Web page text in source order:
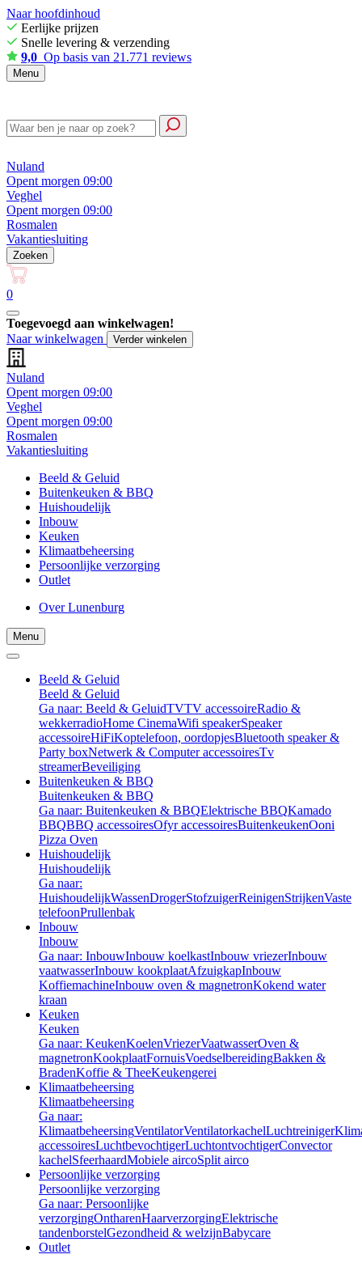
Naar hoofdinhoud
Eerlijke prijzen
Snelle levering & verzending
9,0 Op basis van 21.771 reviews
Menu
Nuland
Opent morgen 09:00
Veghel
Opent morgen 09:00
Rosmalen
Vakantiesluiting
Zoeken
0
Toegevoegd aan winkelwagen!
Naar winkelwagen
Verder winkelen
Nuland
Opent morgen 09:00
Veghel
Opent morgen 09:00
Rosmalen
Vakantiesluiting
Beeld & Geluid
Buitenkeuken & BBQ
Huishoudelijk
Inbouw
Keuken
Klimaatbeheersing
Persoonlijke verzorging
Outlet
Over Lunenburg
Menu
Beeld & Geluid
Beeld & Geluid
Ga naar: Beeld & GeluidTVTV accessoireRadio &
wekkerradioHome CinemaWifi speakerSpeaker
accessoireHiFiKoptelefoon, oordopjesBluetooth speaker &
Party boxNetwerk & Computer accessoiresTv
streamerBeveiliging
Buitenkeuken & BBQ
Buitenkeuken & BBQ
Ga naar: Buitenkeuken & BBQElektrische BBQKamado
BBQBBQ accessoiresOfyr accessoiresBuitenkeukenOoni
Pizza Oven
Huishoudelijk
Huishoudelijk
Ga naar:
HuishoudelijkWassenDrogerStofzuigerReinigenStrijkenVaste
telefoonPrullenbak
Inbouw
Inbouw
Ga naar: InbouwInbouw koelkastInbouw vriezerInbouw
vaatwasserInbouw kookplaatAfzuigkapInbouw
KoffiemachineInbouw oven & magnetronKokend water
kraan
Keuken
Keuken
Ga naar: KeukenKoelenVriezerVaatwasserOven &
magnetronKookplaatFornuisVoedselbereidingBakken &
BradenKoffie & TheeKeukengerei
Klimaatbeheersing
Klimaatbeheersing
Ga naar:
KlimaatbeheersingVentilatorVentilatorkachelLuchtreiniger
accessoiresLuchtbevochtigerLuchtontvochtigerConvector
kachelSfeerhaardMobiele aircoSplit airco
Persoonlijke verzorging
Persoonlijke verzorging
Ga naar: Persoonlijke
verzorgingOntharenHaarverzorgingElektrische
tandenborstelGezondheid & welzijnBabycare
Outlet